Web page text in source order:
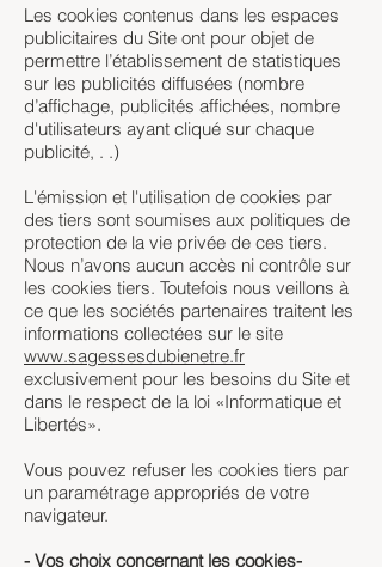
Les cookies contenus dans les espaces
publicitaires du Site ont pour objet de
permettre l’établissement de statistiques
sur les publicités diffusées (nombre
d’affichage, publicités affichées, nombre
d'utilisateurs ayant cliqué sur chaque
publicité, . .)
L'émission et l'utilisation de cookies par
des tiers sont soumises aux politiques de
protection de la vie privée de ces tiers.
Nous n’avons aucun accès ni contrôle sur
les cookies tiers. Toutefois nous veillons à
ce que les sociétés partenaires traitent les
informations collectées sur le site
www.sagessesdubienetre.fr
exclusivement pour les besoins du Site et
dans le respect de la loi «Informatique et
Libertés».
Vous pouvez refuser les cookies tiers par
un paramétrage appropriés de votre
navigateur.
- Vos choix concernant les cookies-